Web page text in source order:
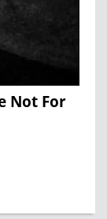
Not For